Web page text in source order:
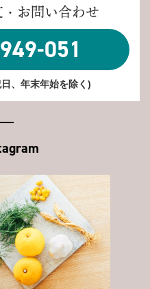
お問い合わせ
051
、年末年始を除く)